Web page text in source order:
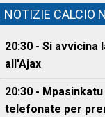
NOTIZIE CALCIO
20:30 - Si
all'Ajax
20:30 -
telefonate per